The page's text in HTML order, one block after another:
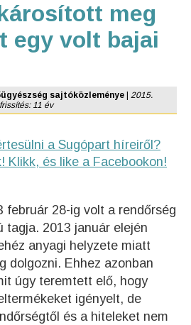
meg
egy volt bajai
sajtóközleménye
2015.
11 év
a Sugópart híreiről?
Klikk, és like a Facebookon!
február 28-ig volt a rendőrség
tagja. 2013 január elején
anyagi helyzete miatt
dolgozni. Ehhez azonban
úgy teremtett elő, hogy
igényelt, de
és a hiteleket nem